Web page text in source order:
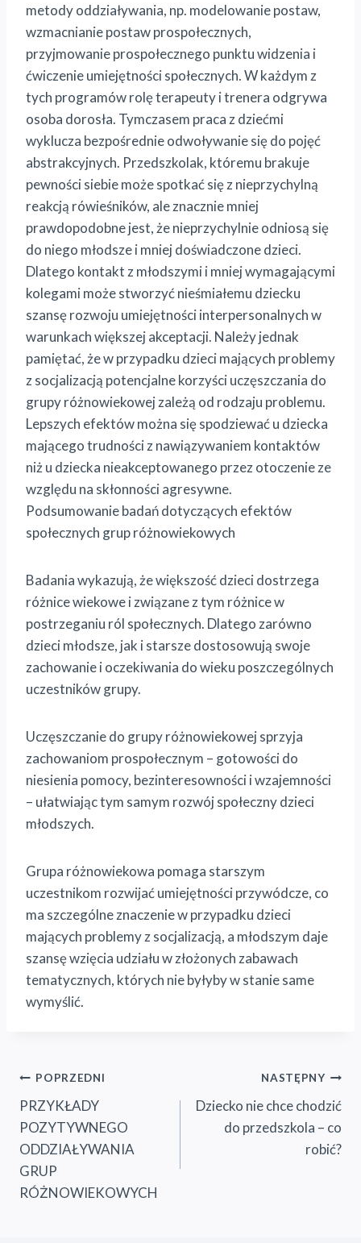
metody oddziaływania, np. modelowanie postaw,
wzmacnianie postaw prospołecznych,
przyjmowanie prospołecznego punktu widzenia i
ćwiczenie umiejętności społecznych. W każdym z
tych programów rolę terapeuty i trenera odgrywa
osoba dorosła. Tymczasem praca z dziećmi
wyklucza bezpośrednie odwoływanie się do pojęć
abstrakcyjnych. Przedszkolak, któremu brakuje
pewności siebie może spotkać się z nieprzychylną
reakcją rówieśników, ale znacznie mniej
prawdopodobne jest, że nieprzychylnie odniosą się
do niego młodsze i mniej doświadczone dzieci.
Dlatego kontakt z młodszymi i mniej wymagającymi
kolegami może stworzyć nieśmiałemu dziecku
szansę rozwoju umiejętności interpersonalnych w
warunkach większej akceptacji. Należy jednak
pamiętać, że w przypadku dzieci mających problemy
z socjalizacją potencjalne korzyści uczęszczania do
grupy różnowiekowej zależą od rodzaju problemu.
Lepszych efektów można się spodziewać u dziecka
mającego trudności z nawiązywaniem kontaktów
niż u dziecka nieakceptowanego przez otoczenie ze
względu na skłonności agresywne.
Podsumowanie badań dotyczących efektów
społecznych grup różnowiekowych
Badania wykazują, że większość dzieci dostrzega
różnice wiekowe i związane z tym różnice w
postrzeganiu ról społecznych. Dlatego zarówno
dzieci młodsze, jak i starsze dostosowują swoje
zachowanie i oczekiwania do wieku poszczególnych
uczestników grupy.
Uczęszczanie do grupy różnowiekowej sprzyja
zachowaniom prospołecznym – gotowości do
niesienia pomocy, bezinteresowności i wzajemności
– ułatwiając tym samym rozwój społeczny dzieci
młodszych.
Grupa różnowiekowa pomaga starszym
uczestnikom rozwijać umiejętności przywódcze, co
ma szczególne znaczenie w przypadku dzieci
mających problemy z socjalizacją, a młodszym daje
szansę wzięcia udziału w złożonych zabawach
tematycznych, których nie byłyby w stanie same
wymyślić.
Nawigacja
wpisu
POPRZEDNI
PRZYKŁADY
POZYTYWNEGO
ODDZIAŁYWANIA
GRUP
RÓŻNOWIEKOWYCH
NASTĘPNY
Dziecko nie chce chodzić
do przedszkola – co
robić?